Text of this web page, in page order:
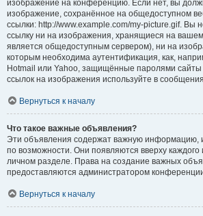
изображение на конференцию. Если нет, вы
изображение, сохранённое на общедоступном
ссылки: http://www.example.com/my-picture.gif. Вы
ссылку ни на изображения, хранящиеся на
является общедоступным сервером), ни на
которым необходима аутентификация, как,
Hotmail или Yahoo, защищённые паролями сайты
ссылок на изображения используйте в
Вернуться к началу
Что такое важные объявления?
Эти объявления содержат важную информацию,
по возможности. Они появляются вверху
личном разделе. Права на создание важных
предоставляются администратором
Вернуться к началу